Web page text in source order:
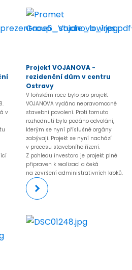
v
Projekt VOJANOVA -
rezidenční dům v centru
Ostravy
V loňském roce bylo pro projekt
VOJANOVA vydáno nepravomocné
stavební povolení. Proti tomuto
rozhodnutí bylo podáno odvolání,
kterým se nyní příslušné orgány
zabývají. Projekt se nyní nachází
v procesu stavebního řízení.
Z pohledu investora je projekt plně
připraven k realizaci a čeká
na završení administrativních kroků.
Více